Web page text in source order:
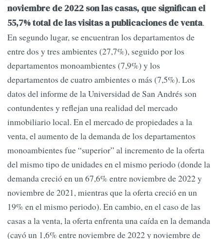
noviembre de 2022 son las casas, que significan el
55,7% total de las visitas a publicaciones de venta.
En segundo lugar, se encuentran los departamentos de
entre dos y tres ambientes (27,7%), seguido por los
departamentos monoambientes (7,9%) y los
departamentos de cuatro ambientes o más (7,5%). Los
datos del informe de la Universidad de San Andrés son
contundentes y reflejan una realidad del mercado
inmobiliario local. En el mercado de propiedades a la
venta, el aumento de la demanda de los departamentos
monoambientes fue “superior” al incremento de la oferta
del mismo tipo de unidades en el mismo periodo (donde la
demanda creció en un 67,6% entre noviembre de 2022 y
noviembre de 2021, mientras que la oferta creció en un
19% en el mismo periodo). En cambio, en el caso de las
casas a la venta, la oferta enfrenta una caída en la demanda
(cayó un 1,6% entre noviembre de 2022 y noviembre de